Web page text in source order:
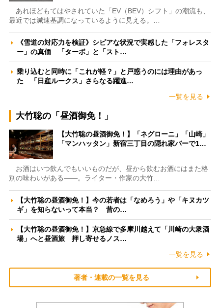
あれほどもてはやされていた「EV（BEV）シフト」の潮流も、
最近では減速基調になっているように見える。…
《雪道の対応力を検証》シビアな状況で実感した「フォレスタ
ー」の真価 「ターボ」と「スト…
乗り込むと同時に「これが軽？」と戸惑うのには理由があっ
た 「日産ルークス」さらなる躍進…
一覧を見る
大竹聡の「昼酒御免！」
【大竹聡の昼酒御免！】「ネグローニ」「山崎」
「マンハッタン」新宿三丁目の隠れ家バーで1…
お酒はいつ飲んでもいいものだが、昼から飲むお酒にはまた格
別の味わいがある――。ライター・作家の大竹…
【大竹聡の昼酒御免！】今の若者は「なめろう」や「キヌカツ
ギ」を知らないって本当？ 昔の…
【大竹聡の昼酒御免！】京急線で多摩川越えて「川崎の大衆酒
場」へと昼酒旅 押し寄せるノス…
一覧を見る
著者・連載の一覧を見る